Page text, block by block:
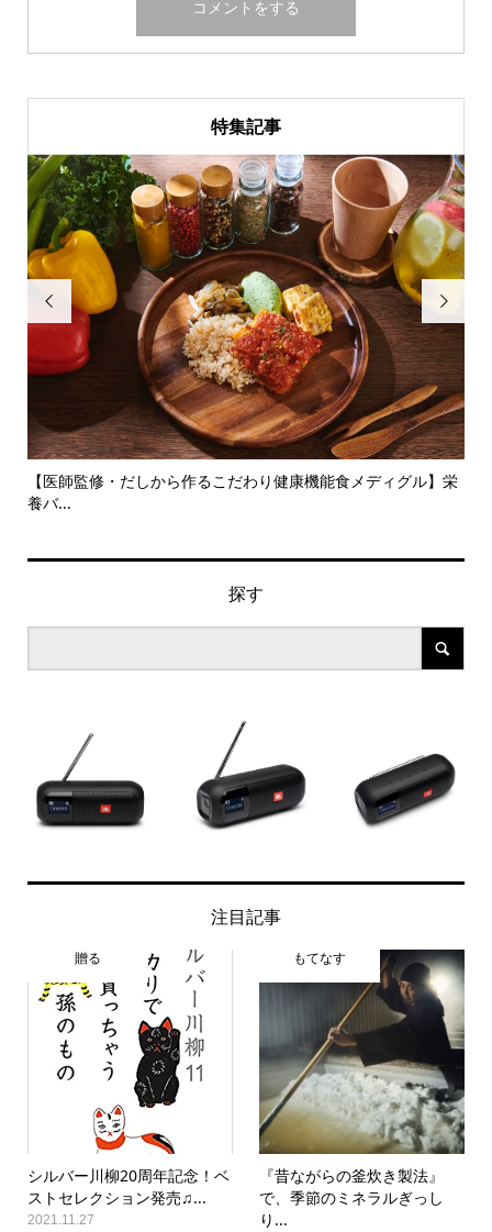
特集記事

【医師監修・だしから作るこだわり健康機能食メディグル】栄
養バ...

探す
注目記事
贈る
シルバー川柳20周年記念！ベ
ストセレクション発売♫...
2021.11.27
もてなす
『昔ながらの釜炊き製法』
で、季節のミネラルぎっし
り...